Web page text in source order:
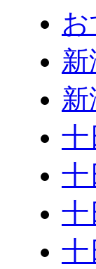
十
十
十
十